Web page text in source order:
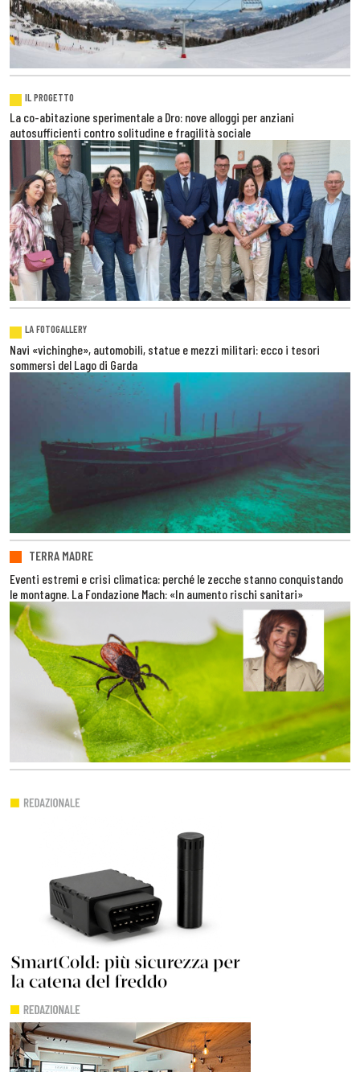
IL PROGETTO
La co-abitazione sperimentale a Dro: nove alloggi per anziani
autosufficienti contro solitudine e fragilità sociale
LA FOTOGALLERY
Navi «vichinghe», automobili, statue e mezzi militari: ecco i tesori
sommersi del Lago di Garda
TERRA MADRE
Eventi estremi e crisi climatica: perché le zecche stanno conquistando
le montagne. La Fondazione Mach: «In aumento rischi sanitari»